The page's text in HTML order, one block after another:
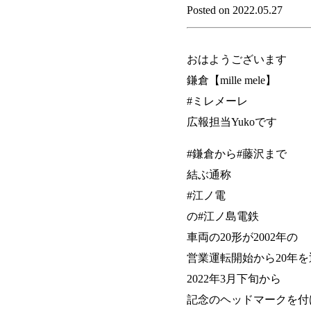
Posted on 2022.05.27
おはようございます
鎌倉【mille mele】
#ミレメーレ
広報担当Yukoです
#鎌倉から#藤沢まで
結ぶ通称
#江ノ電
の#江ノ島電鉄
車両の20形が2002年の
営業運転開始から20年を
2022年3月下旬から
記念のヘッドマークを